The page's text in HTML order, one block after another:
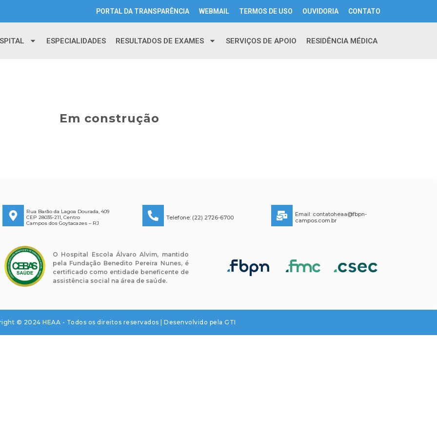
PORTAL DA TRANSPARÊNCIA WEBMAIL TERMOS DE USO OUVIDORIA CONTATO
ESPECIALIDADES RESULTADOS DE EXAMES SERVIÇOS DE APOIO RESIDÊNCIA MÉDICA
Em construção
Rua Barão da Lagoa Dourada, 409
CEP 28035-211, Centro
Campos dos Goytacazes – RJ
Telefone: (22) 2726-6700 Email: contatoheaa@fbpn-
campos.com.br
O Hospital Escola Álvaro Alvim, mantido
pela Fundação Benedito Pereira Nunes, é
certificado como entidade beneficente de
assistência social na área de saúde.
© 2024 HEAA - Todos os direitos reservados | Desenvolvido pela GTI